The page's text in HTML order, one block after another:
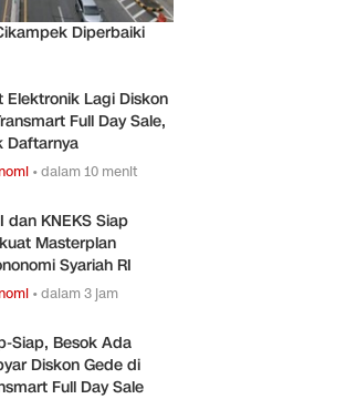
Diperbaiki
Elektronik Lagi Diskon
Full Day Sale,
Daftarnya
•dalam 10 menit
dan KNEKS Siap
Masterplan
Syariah RI
•dalam 3 jam
Siap, Besok Ada
Diskon Gede di
Full Day Sale